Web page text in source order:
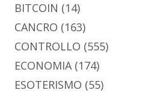
BITCOIN (14)
CANCRO (163)
CONTROLLO (555)
ECONOMIA(174)
ESOTERISMO (55)